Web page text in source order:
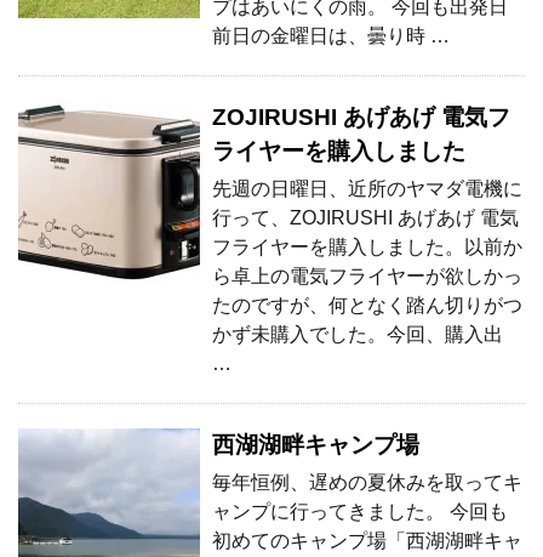
プはあいにくの雨。 今回も出発日
前日の金曜日は、曇り時 …
ZOJIRUSHI あげあげ 電気フ
ライヤーを購入しました
先週の日曜日、近所のヤマダ電機に
行って、ZOJIRUSHI あげあげ 電気
フライヤーを購入しました。以前か
ら卓上の電気フライヤーが欲しかっ
たのですが、何となく踏ん切りがつ
かず未購入でした。今回、購入出
…
西湖湖畔キャンプ場
毎年恒例、遅めの夏休みを取ってキ
ャンプに行ってきました。 今回も
初めてのキャンプ場「西湖湖畔キャ